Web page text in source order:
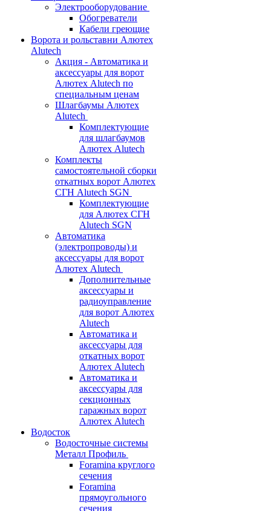
Электрооборудование
Обогреватели
Кабели греющие
Ворота и рольставни Алютех
Alutech
Акция - Автоматика и
аксессуары для ворот
Алютех Alutech по
специальным ценам
Шлагбаумы Алютех
Alutech
Комплектующие
для шлагбаумов
Алютех Alutech
Комплекты
самостоятельной сборки
откатных ворот Алютех
СГН Alutech SGN
Комплектующие
для Алютех СГН
Alutech SGN
Автоматика
(электропроводы) и
аксессуары для ворот
Алютех Alutech
Дополнительные
аксессуары и
радиоуправление
для ворот Алютех
Alutech
Автоматика и
аксессуары для
откатных ворот
Алютех Alutech
Автоматика и
аксессуары для
секционных
гаражных ворот
Алютех Alutech
Водосток
Водосточные системы
Металл Профиль
Foramina круглого
сечения
Foramina
прямоугольного
сечения